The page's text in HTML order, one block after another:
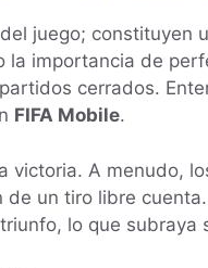
juego; constituyen
importancia de
cerrados.
FIFA Mobile.
victoria. A menudo,
un tiro libre
lo que subraya